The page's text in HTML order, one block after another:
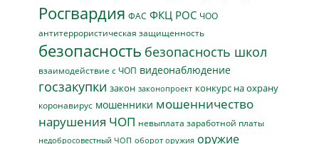
Росгвардия ФАС ФКЦ РОС ЧОО
антитеррористическая защищенность
безопасность безопасность школ
взаимодействие с ЧОП видеонаблюдение
госзакупки закон законопроект конкурс на охрану
коронавирус мошенники мошенничество
нарушения ЧОП невыплата заработной платы
недобросовестный ЧОП оборот оружия оружие